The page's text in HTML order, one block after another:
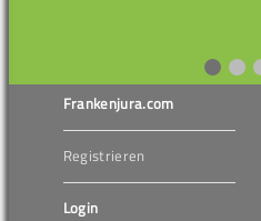
Frankenjura.com
Registrieren
Login